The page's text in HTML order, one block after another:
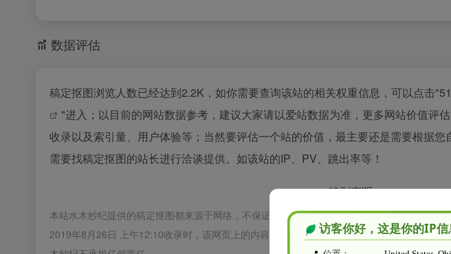
数据评估
稿定抠图浏览人数已经达到2.2K，如你需要查询该站的相关权重信息，可以点击"
"进入；以目前的网站数据参考，建议大家请以爱站数据为准，更多网站价值评
收录以及索引量、用户体验等；当然要评估一个站的价值，最主要还是需要根据
需要找稿定抠图的站长进行洽谈提供。如该站的IP、PV、跳出率等！
特别声明
本站水木纱纪提供的稿定抠图都来源于网络，不保证外部链接的准确性和完整性，同时，对于
2019年8月26日 上午12:10收录时，该网页上的内容，都属于合规合法，后期网页的内容如出